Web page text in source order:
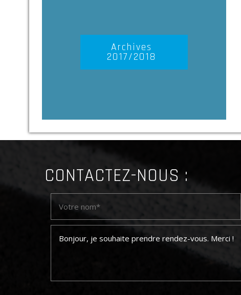
Archives
2017/2018
CONTACTEZ-NOUS :